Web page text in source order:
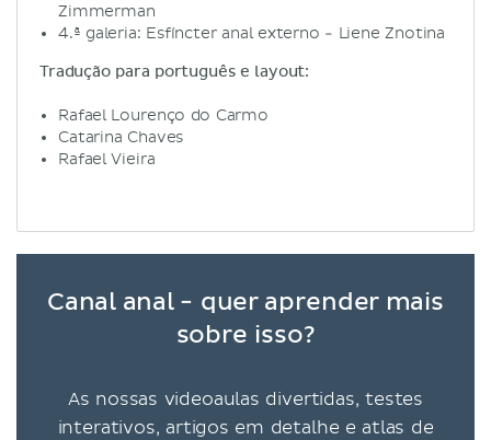
Zimmerman
4.ª galeria: Esfíncter anal externo - Liene Znotina
Tradução para português e layout:
Rafael Lourenço do Carmo
Catarina Chaves
Rafael Vieira
Canal anal - quer aprender mais
sobre isso?
As nossas videoaulas divertidas, testes
interativos, artigos em detalhe e atlas de